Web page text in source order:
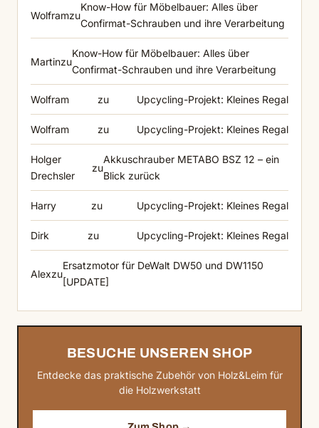
Wolframzu
Know-How für Möbelbauer: Alles über
Confirmat-Schrauben und ihre Verarbeitung
Martinzu
Know-How für Möbelbauer: Alles über
Confirmat-Schrauben und ihre Verarbeitung
Wolfram zu Upcycling-Projekt: Kleines Regal
Wolfram zu Upcycling-Projekt: Kleines Regal
Holger
Drechsler
zu
Akkuschrauber METABO BSZ 12 – ein
Blick zurück
Harry zu Upcycling-Projekt: Kleines Regal
Dirk zu Upcycling-Projekt: Kleines Regal
Alexzu
Ersatzmotor für DeWalt DW50 und DW1150
[UPDATE]
BESUCHE UNSEREN SHOP
Entdecke das praktische Zubehör von Holz&Leim für
die Holzwerkstatt